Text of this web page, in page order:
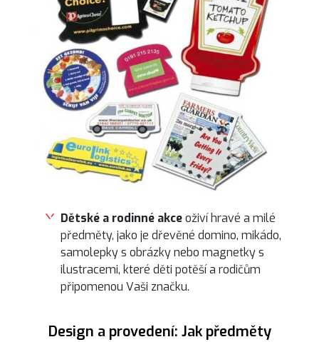
Dětské a rodinné akceoživí hravé a milé
předměty, jako je dřevěné domino, mikádo,
samolepky s obrázky nebo magnetky s
ilustracemi, které děti potěší a rodičům
připomenou Vaši značku.
Design a provedení: Jak předměty